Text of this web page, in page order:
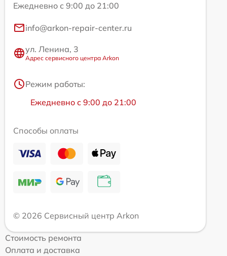
Ежедневно с 9:00 до 21:00
info@arkon-repair-center.ru
ул. Ленина, 3
Адрес сервисного центра Arkon
Режим работы:
Ежедневно с 9:00 до 21:00
Способы оплаты
© 2026 Сервисный центр Arkon
Стоимость ремонта
Оплата и доставка